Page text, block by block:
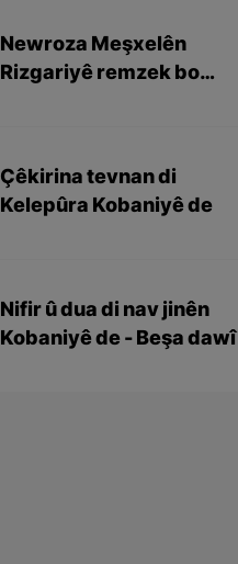
Newroza Meşxelên
Rizgariyê remzek bo
Çêkirina tevnan di
Kelepûra Kobaniyê de
Nifir û dua di nav jinên
Kobaniyê de - Beşa dawî